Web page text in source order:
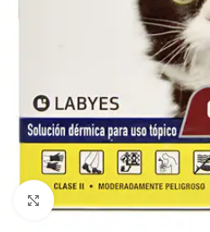
Haga clic para ampliar